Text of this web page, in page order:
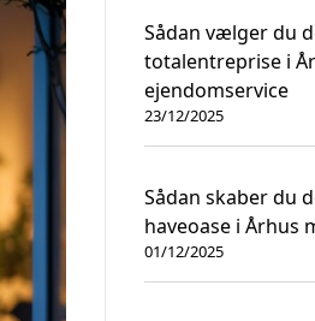
Sådan vælger du
totalentreprise i
ejendomservice
23/12/2025
Sådan skaber du
haveoase i Århus
01/12/2025